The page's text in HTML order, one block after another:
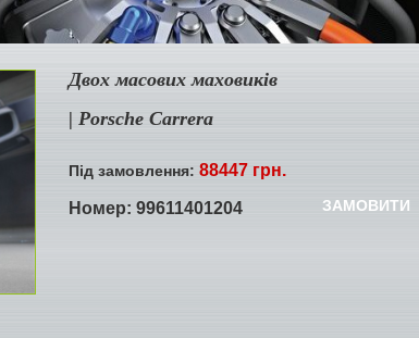
Двох масових маховиків
| Porsche Carrera
Під замовлення: 88447 грн.
ЗАМОВИТИ
Номер: 99611401204